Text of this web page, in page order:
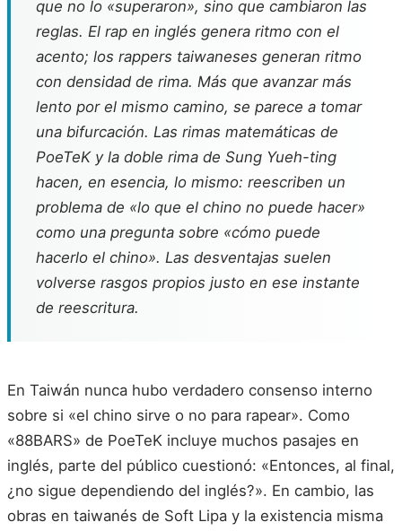
que no lo «superaron», sino que cambiaron las
reglas. El rap en inglés genera ritmo con el
acento; los rappers taiwaneses generan ritmo
con densidad de rima. Más que avanzar más
lento por el mismo camino, se parece a tomar
una bifurcación. Las rimas matemáticas de
PoeTeK y la doble rima de Sung Yueh-ting
hacen, en esencia, lo mismo: reescriben un
problema de «lo que el chino no puede hacer»
como una pregunta sobre «cómo puede
hacerlo el chino». Las desventajas suelen
volverse rasgos propios justo en ese instante
de reescritura.
En Taiwán nunca hubo verdadero consenso interno
sobre si «el chino sirve o no para rapear». Como
«88BARS» de PoeTeK incluye muchos pasajes en
inglés, parte del público cuestionó: «Entonces, al final,
¿no sigue dependiendo del inglés?». En cambio, las
obras en taiwanés de Soft Lipa y la existencia misma